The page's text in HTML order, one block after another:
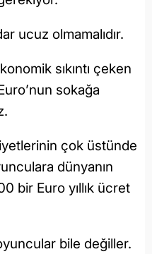
ucuz olmamalıdır.
sıkıntı çeken
sokağa
çok üstünde
dünyanın
bir Euro yıllık ücret
bile değiller.